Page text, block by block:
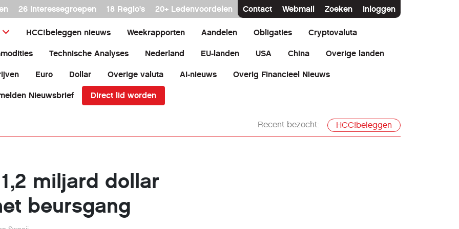
26 interessegroepen 18 Regio's 20+ Ledenvoordelen Contact Webmail Zoeken Inloggen
HCC!beleggen nieuws Weekrapporten Aandelen Obligaties Cryptovaluta
Technische Analyses Nederland EU-landen USA China Overige landen
Euro Dollar Overige valuta AI-nieuws Overig Financieel Nieuws
Nieuwsbrief Direct lid worden
Recent bezocht: HCC!beleggen
miljard dollar
beursgang